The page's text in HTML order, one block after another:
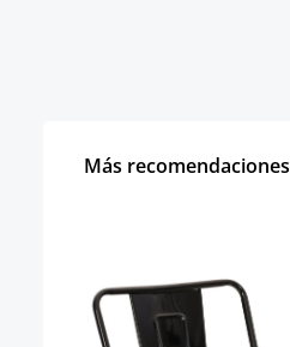
Más recomendaciones